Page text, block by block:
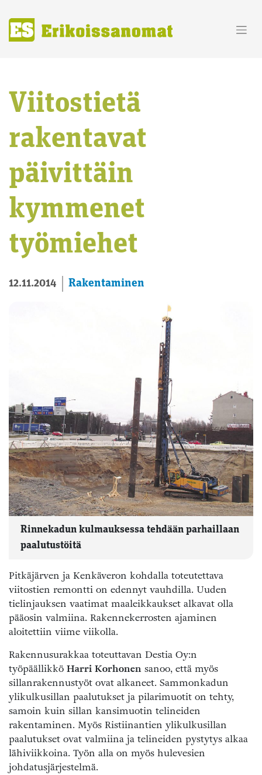
content
Viitostietä
rakentavat
päivittäin
kymmenet
työmiehet
12.11.2014 Rakentaminen
Rinnekadun kulmauksessa tehdään parhaillaan
paalutustöitä
Pitkäjärven ja Kenkäveron kohdalla toteutettava
viitostien remontti on edennyt vauhdilla. Uuden
tielinjauksen vaatimat maaleikkaukset alkavat olla
pääosin valmiina. Rakennekerrosten ajaminen
aloitettiin viime viikolla.
Rakennusurakkaa toteuttavan Destia Oy:n
työpäällikkö Harri Korhonen sanoo, että myös
sillanrakennustyöt ovat alkaneet. Sammonkadun
ylikulkusillan paalutukset ja pilarimuotit on tehty,
samoin kuin sillan kansimuotin telineiden
rakentaminen. Myös Ristiinantien ylikulkusillan
paalutukset ovat valmiina ja telineiden pystytys alkaa
lähiviikkoina. Työn alla on myös hulevesien
johdatusjärjestelmä.